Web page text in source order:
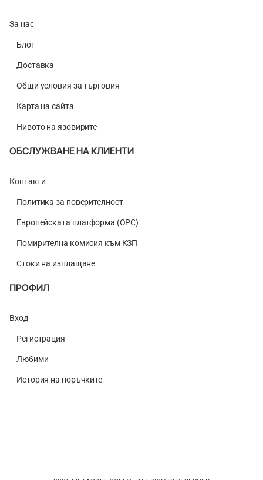
За нас
Блог
Доставка
Общи условия за търговия
Карта на сайта
Нивото на язовирите
ОБСЛУЖВАНЕ НА КЛИЕНТИ
Контакти
Политика за поверителност
Европейската платформа (ОРС)
Помирителна комисия към КЗП
Стоки на изплащане
ПРОФИЛ
Вход
Регистрация
Любими
История на поръчките